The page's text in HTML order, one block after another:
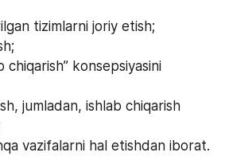
tizimlarni joriy etish;
chiqarish” konsepsiyasini
jumladan, ishlab chiqarish
vazifalarni hal etishdan iborat.